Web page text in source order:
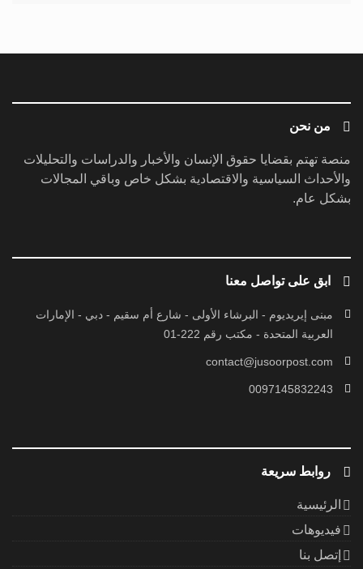
من نحن
منصة تهتم بقضايا حقوق الإنسان والأخبار والدراسات والتحليلات
والأحداث السياسية والاقتصادية بشكل خاص وباقي المجالات
بشكل عام.
ابق على تواصل معنا
مبنى إيريديوم - البرشاء الأولى - شارع أم سقيم - دبي - الإمارات
العربية المتحدة - مكتب رقم 222-01
contact@jusoorpost.com
0097145832243
روابط سريعة
الرئيسية
فيديوهات
إتصل بنا